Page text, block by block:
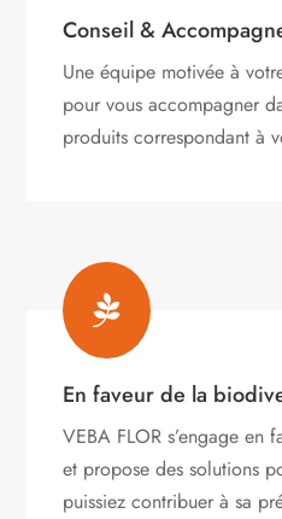
Conseil &
Une équipe motivée à
pour vous accompagner
produits correspondant à

En faveur de la
VEBA FLOR s’engageen
et propose des solutions
puissiez contribuer à sa